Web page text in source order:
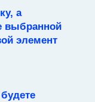
а
выбранной
элемент